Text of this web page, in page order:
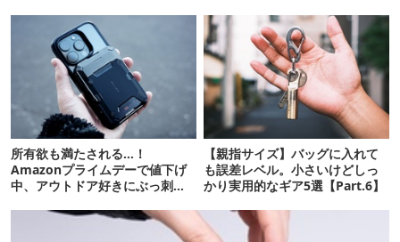
所有欲も満たされる…！
Amazonプライムデーで値下げ
中、アウトドア好きにぶっ刺さ
【親指サイズ】バッグに入れて
も誤差レベル。小さいけどしっ
かり実用的なギア5選【Part.6】